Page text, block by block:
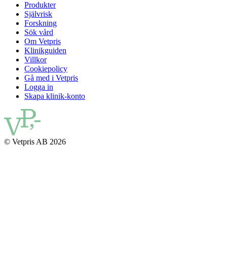
Produkter
Självrisk
Forskning
Sök vård
Om Vetpris
Klinikguiden
Villkor
Cookiepolicy
Gå med i Vetpris
Logga in
Skapa klinik-konto
© Vetpris AB 2026